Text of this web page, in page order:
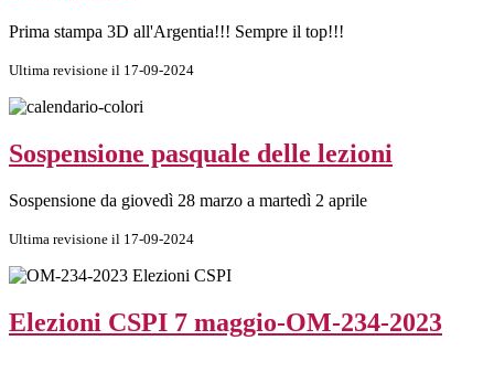
Prima stampa 3D all'Argentia!!! Sempre il top!!!
Ultima revisione il 17-09-2024
Sospensione pasquale delle lezioni
Sospensione da giovedì 28 marzo a martedì 2 aprile
Ultima revisione il 17-09-2024
Elezioni CSPI 7 maggio-OM-234-2023